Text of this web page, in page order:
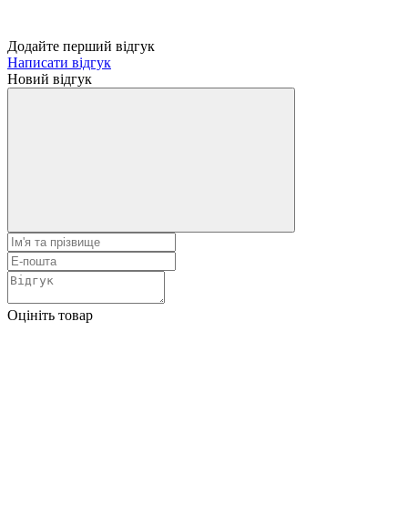
Додайте перший відгук
Написати відгук
Новий відгук
Оцініть товар